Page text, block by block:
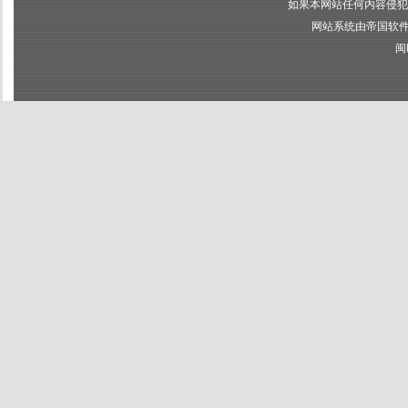
如果本网站任何内容侵
网站系统由帝国软